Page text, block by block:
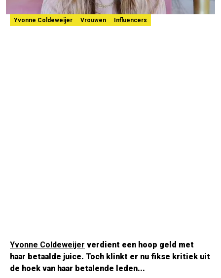
Yvonne Coldeweijer Vrouwen Influencers
Yvonne Coldeweijer verdient een hoop geld met
haar betaalde juice. Toch klinkt er nu fikse kritiek uit
de hoek van haar betalende leden...